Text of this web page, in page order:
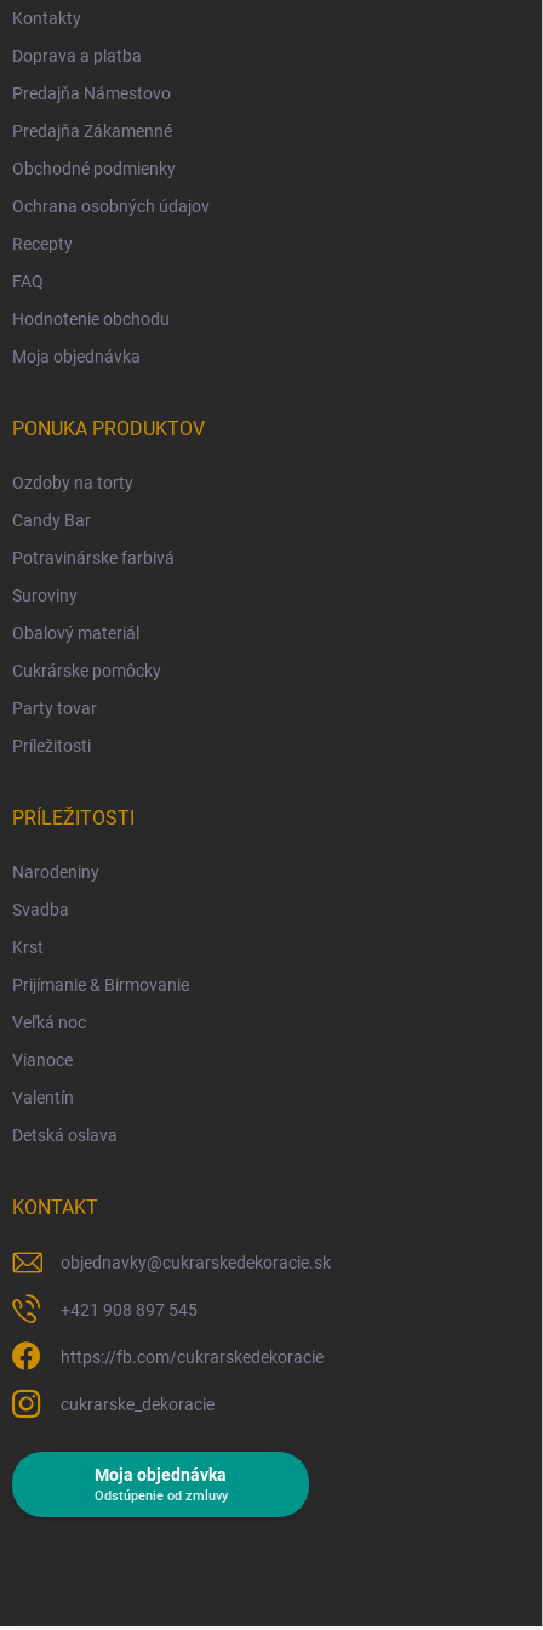
Kontakty
Doprava a platba
Predajňa Námestovo
Predajňa Zákamenné
Obchodné podmienky
Ochrana osobných údajov
Recepty
FAQ
Hodnotenie obchodu
Moja objednávka
PONUKA PRODUKTOV
Ozdoby na torty
Candy Bar
Potravinárske farbivá
Suroviny
Obalový materiál
Cukrárske pomôcky
Party tovar
Príležitosti
PRÍLEŽITOSTI
Narodeniny
Svadba
Krst
Prijímanie & Birmovanie
Veľká noc
Vianoce
Valentín
Detská oslava
KONTAKT
objednavky@cukrarskedekoracie.sk
+421 908 897 545
https://fb.com/cukrarskedekoracie
cukrarske_dekoracie
Moja objednávka
Odstúpenie od zmluvy